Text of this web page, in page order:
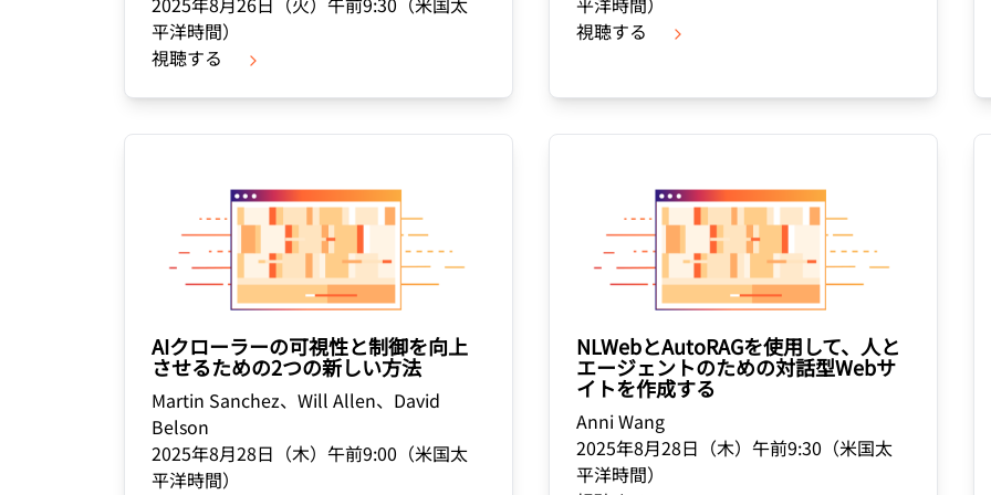
平洋時間）
視聴する
視聴する
AIクローラーの可視性と制御を向上
させるための2つの新しい方法
Martin Sanchez、Will Allen、David
Belson
2025年8月28日（木）午前9:00（米国太
平洋時間）
NLWebとAutoRAGを使用して、人と
エージェントのための対話型Webサ
イトを作成する
Anni Wang
2025年8月28日（木）午前9:30（米国太
平洋時間）